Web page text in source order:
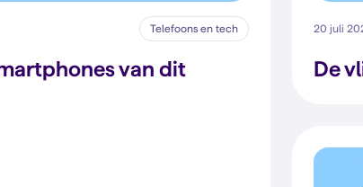
Telefoons en tech
van dit
20 juli
De